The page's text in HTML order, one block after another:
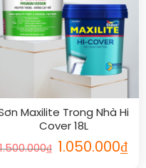
Maxilite Trong Nhà Hi
Cover 18L
₫ 1.050.000₫